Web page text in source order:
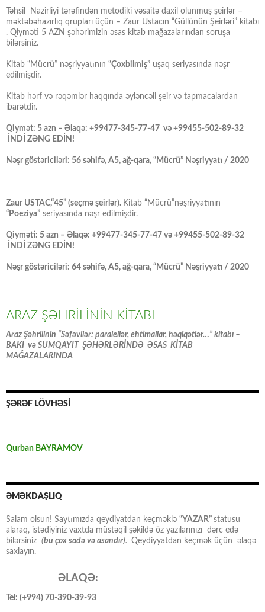
Təhsil Nazirliyi tərəfindən metodiki vəsaitə daxil olunmuş şeirlər –
məktəbəhazırlıq qrupları üçün – Zaur Ustacın “Güllünün Şeirləri” kitabı
. Qiyməti 5 AZN şəhərimizin əsas kitab mağazalarından soruşa
bilərsiniz.
Kitab “Mücrü” nəşriyyatının “Çoxbilmiş” uşaq seriyasında nəşr
edilmişdir.
Kitab hərf və rəqəmlər haqqında əyləncəli şeir və tapmacalardan
ibarətdir.
Qiymət: 5 azn – Əlaqə: +99477-345-77-47 və +99455-502-89-32
İNDİ ZƏNG EDİN!
Nəşr göstəriciləri: 56 səhifə, A5, ağ-qara, “Mücrü” Nəşriyyatı / 2020
Zaur USTAC,“45” (seçmə şeirlər). Kitab “Mücrü”nəşriyyatının
“Poeziya” seriyasında nəşr edilmişdir.
Qiyməti: 5 azn – Əlaqə: +99477-345-77-47 və +99455-502-89-32
İNDİ ZƏNG EDİN!
Nəşr göstəriciləri: 64 səhifə, A5, ağ-qara, “Mücrü” Nəşriyyatı / 2020
ARAZ ŞƏHRİLİNİN KİTABI
Araz Şəhrilinin “Səfəvilər: paralellər, ehtimallar, həqiqətlər…” kitabı –
BAKI və SUMQAYIT ŞƏHƏRLƏRİNDƏ ƏSAS KİTAB
MAĞAZALARINDA
ŞƏRƏF LÖVHƏSİ
Qurban BAYRAMOV
ƏMƏKDAŞLIQ
Salam olsun! Saytımızda qeydiyatdan keçməklə “YAZAR” statusu
alaraq, istədiyiniz vaxtda müstəqil şəkildə öz yazılarınızı dərc edə
bilərsiniz (bu çox sadə və asandır). Qeydiyyatdan keçmək üçün əlaqə
saxlayın.
ƏLAQƏ:
Tel: (+994) 70-390-39-93